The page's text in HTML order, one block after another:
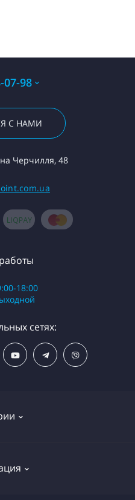
07-98
С НАМИ
Черчилля, 48
ТОВАРЫ
18:00
сетях: